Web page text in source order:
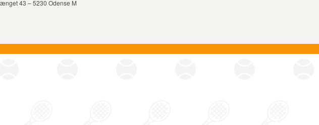
43 – 5230 Odense M